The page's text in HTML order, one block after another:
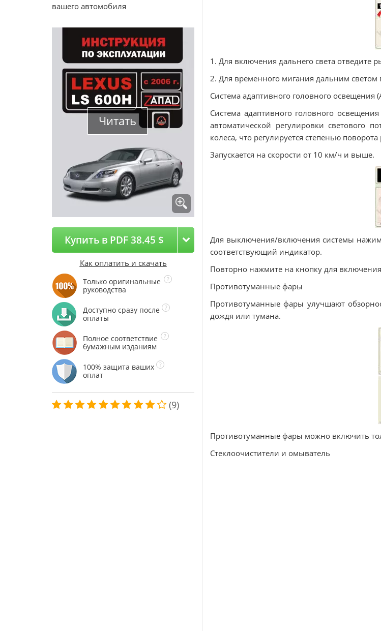
вашего автомобиля
Читать
Купить в PDF 38.45 $
Как оплатить и скачать
Только оригинальные
руководства
Доступно сразу после
оплаты
Полное соответствие
бумажным изданиям
100% защита ваших
оплат
(9)
1. Для включения дальнего света отведите
2. Для временного мигания дальним светом
Система адаптивного головного освещения
Система адаптивного головного
автоматической регулировки светового
колеса, что регулируется степенью поворота
Запускается на скорости от 10 км/ч и выше.
Для выключения/включения системы
соответствующий индикатор.
Повторно нажмите на кнопку для
Противотуманные фары
Противотуманные фары улучшают
дождя или тумана.
Противотуманные фары можно включить
Стеклоочистители и омыватель